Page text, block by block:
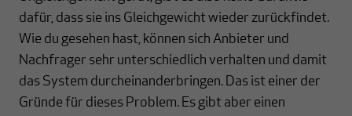
dafür, dass sie ins Gleichgewicht wieder zurückfindet.
Wie du gesehen hast, können sich Anbieter und
Nachfrager sehr unterschiedlich verhalten und damit
das System durcheinanderbringen. Das ist einer der
Gründe für dieses Problem. Es gibt aber einen